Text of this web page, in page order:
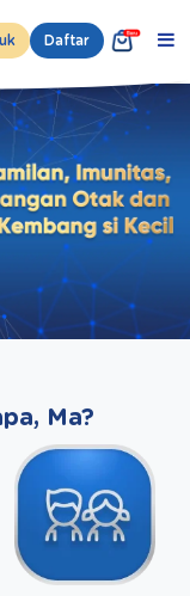
Daftar
Ma?